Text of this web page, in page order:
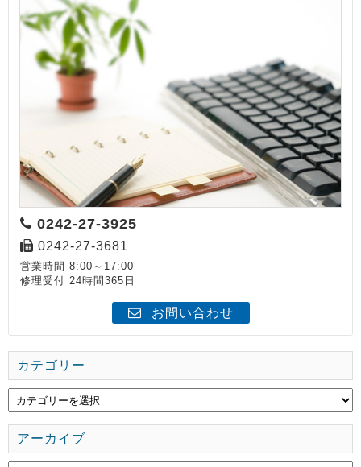
0242-27-3925
0242-27-3681
営業時間 8:00～17:00
修理受付 24時間365日
お問い合わせ
カテゴリー
アーカイブ